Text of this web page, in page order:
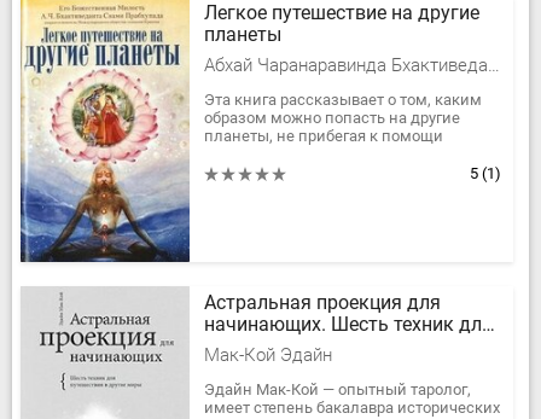
Легкое путешествие на другие
планеты
Абхай Чаранаравинда Бхактиведанта Свами Прабхупада
Эта книга рассказывает о том, каким
образом можно попасть на другие
планеты, не прибегая к помощи
изложены основы бхакти-йоги,
5 (1)
Астральная проекция для
начинающих. Шесть техник для
путешествия в другие миры
Мак-Кой Эдайн
Эдайн Мак-Кой — опытный таролог,
имеет степень бакалавра исторических